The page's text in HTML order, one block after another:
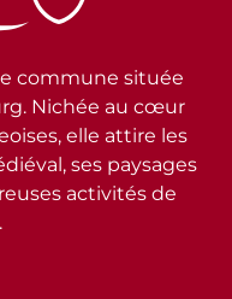
commune située
Nichée au cœur
elle attire les
ses paysages
activités de